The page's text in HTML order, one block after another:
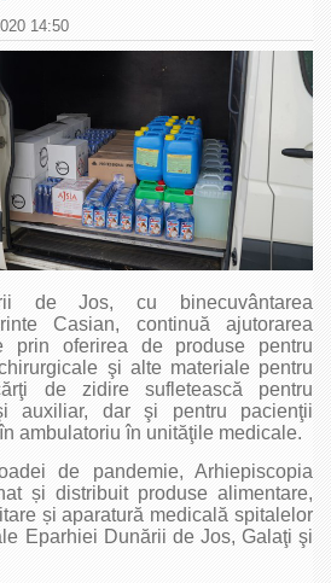
14:50
de Jos, cu binecuvântarea
Casian, continuă ajutorarea
prin oferirea de produse pentru
şi alte materiale pentru
de zidire sufletească pentru
auxiliar, dar şi pentru pacienţii
ambulatoriu în unităţile medicale.
de pandemie, Arhiepiscopia
și distribuit produse alimentare,
și aparatură medicală spitalelor
Eparhiei Dunării de Jos, Galaţi şi